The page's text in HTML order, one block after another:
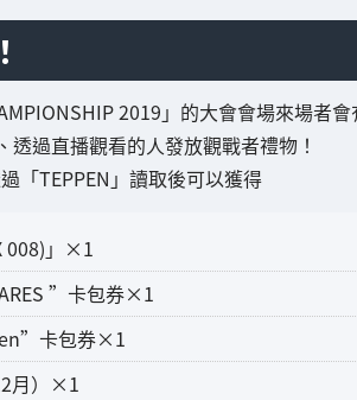
2019」的大會會場來場者
過直播觀看的人發放觀戰者禮物！
「TEPPEN」讀取後可以獲得
008)」×1
”卡包券×1
卡包券×1
月）×1